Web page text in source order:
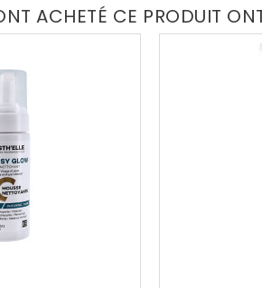
ACHETÉ CE PRODUIT